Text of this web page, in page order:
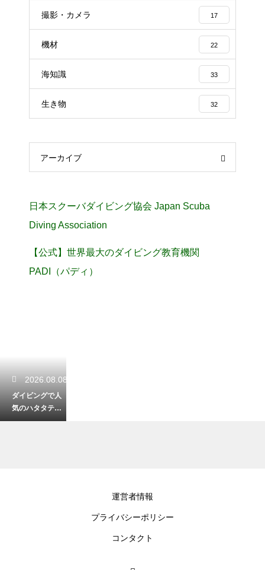
撮影・カメラ 17
機材 22
海知識 33
生き物 32
アーカイブ
日本スクーバダイビング協会 Japan Scuba
Diving Association
【公式】世界最大のダイビング教育機関
PADI（パディ）
2026.08.08
ダイビングで人
気のハタタテハ
ゼの特徴！愛ら
運営者情報
プライバシーポリシー
コンタクト